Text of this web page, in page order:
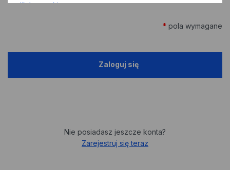
* pola wymagane
Nie posiadasz jeszcze konta?
Zarejestruj się teraz
plików cookies.